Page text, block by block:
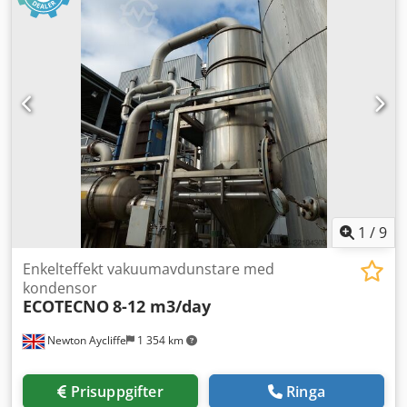
910 mm diameter Korrosionsskyddad med Heresite Crjdpfx
1 /9
Newton Aycliffe 1 354 km
Enkelteffekt vakuumavdunstare med
kondensor
ECOTECNO8-12 m3/day
Prisuppgifter Ringa